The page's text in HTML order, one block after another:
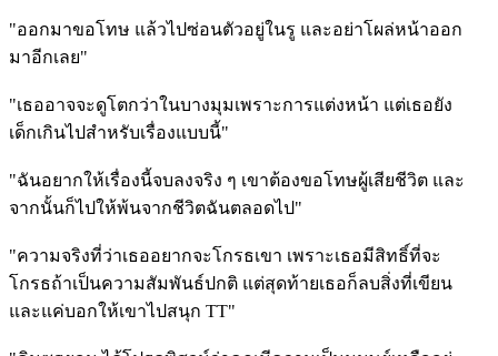
"ออกมาขอโทษ แล้วไปซ่อนตัวอยู่ในรู และอย่าโผล่หน้าออก
มาอีกเลย"
"เธออาจจะดูโตกว่าในบางมุมเพราะการแต่งหน้า แต่เธอยัง
เด็กเกินไปสำหรับเรื่องแบบนี้"
"ฉันอยากให้เรื่องนี้จบลงจริง ๆ เขาต้องขอโทษผู้เสียชีวิต และ
จากนั้นก็ไปให้พ้นจากชีวิตฉันตลอดไป"
"ความจริงที่ว่าเธออยากจะโกรธเขา เพราะเธอมีสิทธิ์ที่จะ
โกรธถ้าเป็นความสัมพันธ์ปกติ แต่สุดท้ายเธอก็ลบสิ่งที่เขียน
และแค่บอกให้เขาไปสนุก TT"